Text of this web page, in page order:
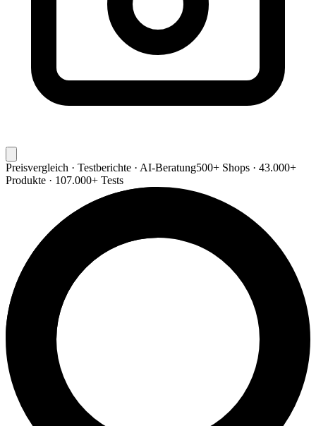
Preisvergleich · Testberichte · AI-Beratung500+ Shops · 43.000+
Produkte · 107.000+ Tests